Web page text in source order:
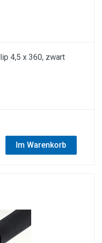
4,5 x 360, zwart
Im Warenkorb